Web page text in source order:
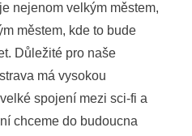
nejenom velkým městem,
městem, kde to bude
Důležité pro naše
má vysokou
spojení mezi sci-fi a
chceme do budoucna